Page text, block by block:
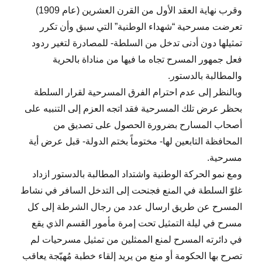
وقرب نهاية العقد الأول من القرن العشرين (عام 1909)
تعرضت مسرحية “شهداء الوطنية” التي سبق وأن تكرر
تمثيلها دون أدنى تدخل من السلطة- للمصادرة لتغير ردود
فعل جمهور المسرح تجاه ما فيها من مناداة بالحرية
والمطالبة بالدستور.
وبالنظر إلى عدم احترام الفرق المسرحية لقرار السلطة
بحظر عرض تلك المسرحية فقد اتجه العزم إلى التنبيه على
أصحاب المسارح بضرورة الحصول على تصديق من
المحافظة التابعين لها- مختوماً بختم الدولة- قبل عرض أية
مسرحية.
ومع نمو الحركة الوطنية واشتداد المطالبة بالدستور ازداد
غلوّ السلطة في المنع فجنحت إلى التدخل السافر في نشاط
المسرح عن طريق ارسال عدد من رجال الشرطة إلى كل
مسرح في ليلة التمثيل تحت إمرة مأمور القسم الذي يقع
في دائرته المسرح لمنع الممثلين من تمثيل مسرحيات لم
تصرح بها الحكومة أو منع من يريد إلقاء خطبة مُهيّجة يعاقب